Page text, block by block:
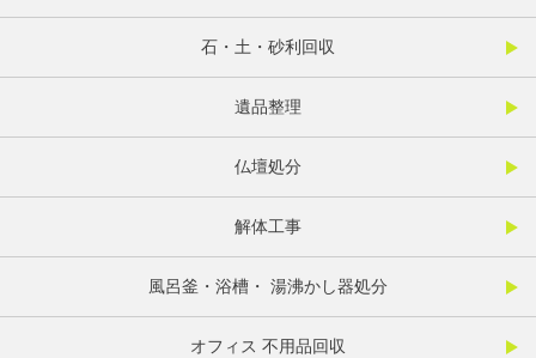
石・土・砂利回収
遺品整理
仏壇処分
解体工事
風呂釜・浴槽・ 湯沸かし器処分
オフィス 不用品回収